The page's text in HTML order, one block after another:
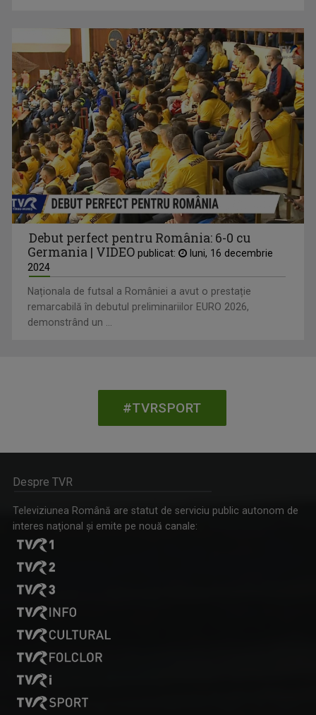
Debut perfect pentru România: 6-0 cu
Germania | VIDEO publicat:
luni, 16 decembrie
2024
Naționala de futsal a României a avut o prestație
remarcabilă în debutul preliminariilor EURO 2026,
demonstrând un ...
#TVRSPORT
Despre TVR
Televiziunea Română are statut de serviciu public autonom de
interes naţional şi emite pe nouă canale: